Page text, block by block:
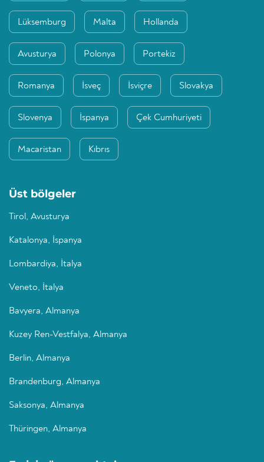
Lüksemburg Malta Hollanda
Avusturya Polonya Portekiz
Romanya İsveç İsviçre Slovakya
Slovenya İspanya Çek Cumhuriyeti
Macaristan Kıbrıs
Üst bölgeler
Tirol, Avusturya
Katalonya, İspanya
Lombardiya, İtalya
Veneto, İtalya
Bavyera, Almanya
Kuzey Ren-Vestfalya, Almanya
Berlin, Almanya
Brandenburg, Almanya
Saksonya, Almanya
Thüringen, Almanya